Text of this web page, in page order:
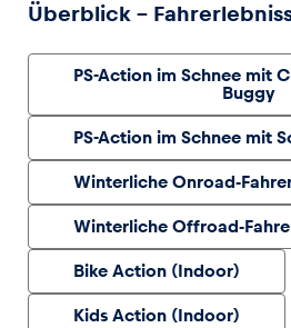
Überblick –
PS-Action im Schnee mit
Buggy
PS-Action im Schnee mit
Winterliche Onroad-
Winterliche Offroad-
Bike Action (Indoor)
Kids Action (Indoor)